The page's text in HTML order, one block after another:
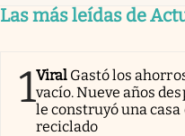
Las más leídas de
1Viral Gastó los
vacío. Nueve años
le construyó una
reciclado